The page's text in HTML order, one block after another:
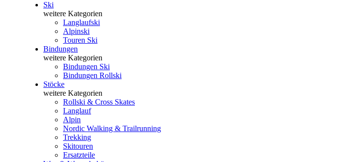
Ski
weitere Kategorien
Langlaufski
Alpinski
Touren Ski
Bindungen
weitere Kategorien
Bindungen Ski
Bindungen Rollski
Stöcke
weitere Kategorien
Rollski & Cross Skates
Langlauf
Alpin
Nordic Walking & Trailrunning
Trekking
Skitouren
Ersatzteile